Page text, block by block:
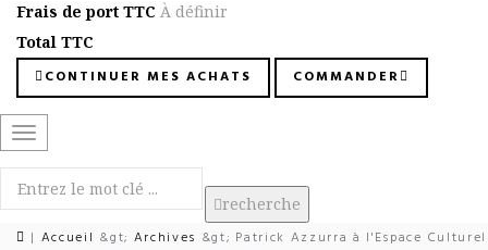
Frais de port TTC À définir
Total TTC
CONTINUER MES ACHATS COMMANDER
Basculer
la
navigation
recherche
| Accueil &gt; Archives &gt; Patrick Azzurra à l'Espace